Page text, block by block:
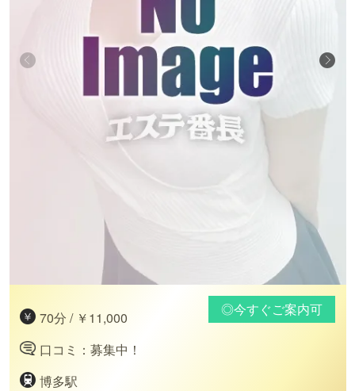
70分 / ￥11,000
口コミ：募集中！
博多駅
◎今すぐご案内可